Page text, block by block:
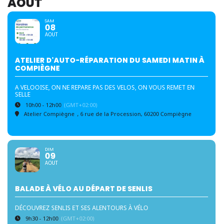
SAM
08
AOUT
ATELIER D'AUTO-RÉPARATION DU SAMEDI MATIN À
COMPIÈGNE
A VELOOISE, ON NE REPARE PAS DES VELOS, ON VOUS REMET EN
SELLE
10h00 - 12h00 (GMT+02:00)
Atelier Compiègne , 6 rue de la Procession, 60200 Compiègne
DIM
09
AOUT
BALADE À VÉLO AU DÉPART DE SENLIS
DÉCOUVREZ SENLIS ET SES ALENTOURS À VÉLO
9h30 - 12h00 (GMT+02:00)